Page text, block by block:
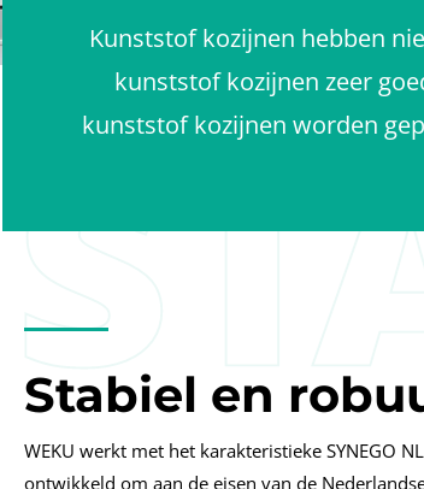
Kunststof kozijnen hebben
kunststof kozijnen zeer
kunststof kozijnen worden
Stabiel en
WEKU werkt met het karakteristieke SYNEGO
ontwikkeld om aan de eisen van de